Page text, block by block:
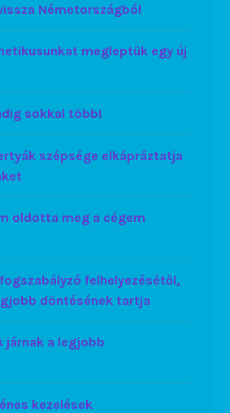
Németországból
megleptük egy új
sokkal több!
szépsége elkápráztatja
oldotta meg a cégem
felhelyezésétől,
döntésének tartja
járnak a legjobb
kezelések